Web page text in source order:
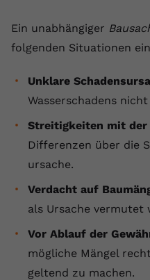
Ein unabhängiger
folgenden Situationen
Unklare
Wasserschadens
Streitigkeiten mit der
Differenzen über die
ursache.
Verdacht auf
als Ursache vermutet
Vor Ablauf der
mögliche Mängel
geltend zu machen.